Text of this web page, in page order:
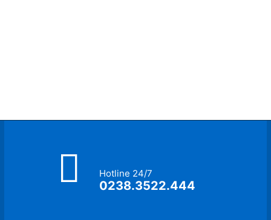
Hotline 24/7
0238.3522.444